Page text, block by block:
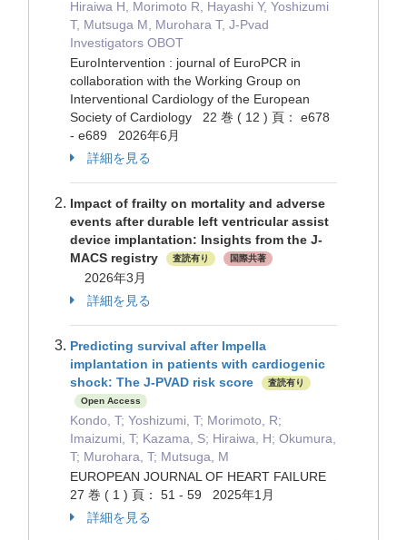
Hiraiwa H, Morimoto R, Hayashi Y, Yoshizumi
T, Mutsuga M, Murohara T, J-Pvad
Investigators OBOT
EuroIntervention : journal of EuroPCR in
collaboration with the Working Group on
Interventional Cardiology of the European
Society of Cardiology 22 巻 ( 12 ) 頁： e678
- e689 2026年6月
詳細を見る
Impact of frailty on mortality and adverse
events after durable left ventricular assist
device implantation: Insights from the J-
MACS registry
査読有り 国際共著
2026年3月
詳細を見る
Predicting survival after Impella
implantation in patients with cardiogenic
shock: The J-PVAD risk score
査読有り
Open Access
Kondo, T; Yoshizumi, T; Morimoto, R;
Imaizumi, T; Kazama, S; Hiraiwa, H; Okumura,
T; Murohara, T; Mutsuga, M
EUROPEAN JOURNAL OF HEART FAILURE
27 巻 ( 1 ) 頁： 51 - 59 2025年1月
詳細を見る